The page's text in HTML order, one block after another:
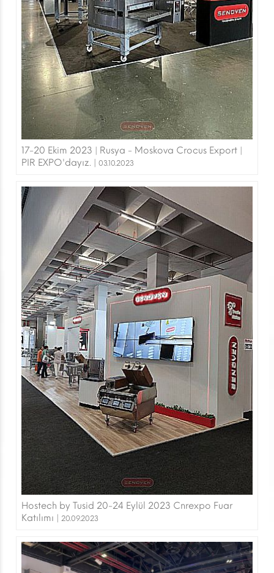
17-20 Ekim 2023 | Rusya - Moskova Crocus Export |
PIR EXPO'dayız. | 03.10.2023
Hostech by Tusid 20-24 Eylül 2023 Cnrexpo Fuar
Katılımı | 20.09.2023